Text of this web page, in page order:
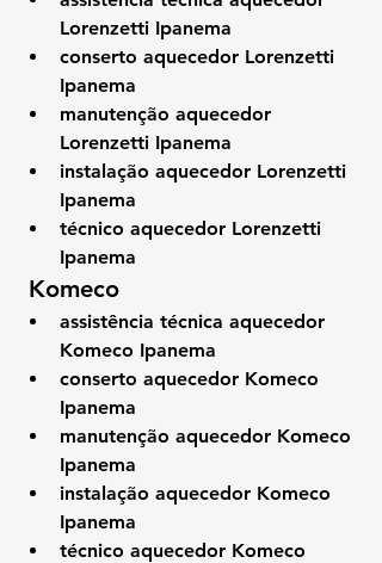
Lorenzetti Ipanema
conserto aquecedor Lorenzetti
Ipanema
manutenção aquecedor
Lorenzetti Ipanema
instalação aquecedor Lorenzetti
Ipanema
técnico aquecedor Lorenzetti
Ipanema
Komeco
assistência técnica aquecedor
Komeco Ipanema
conserto aquecedor Komeco
Ipanema
manutenção aquecedor Komeco
Ipanema
instalação aquecedor Komeco
Ipanema
técnico aquecedor Komeco